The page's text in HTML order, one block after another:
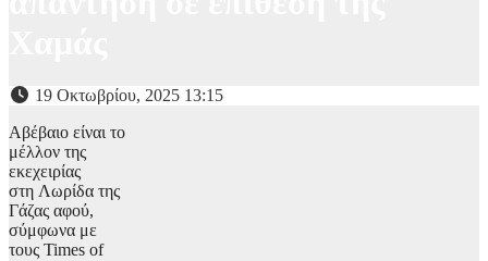
19 Οκτωβρίου, 2025 13:15
Αβέβαιο είναι το
μέλλον της
εκεχειρίας
στη Λωρίδα της
Γάζας αφού,
σύμφωνα με
τους Times of